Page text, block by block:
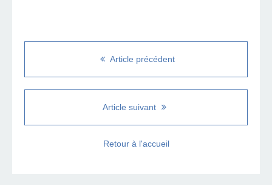
Article précédent
Article suivant
Retour à l'accueil